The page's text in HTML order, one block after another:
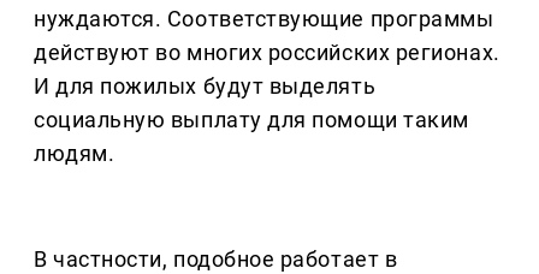
нуждаются. Соответствующие программы
действуют во многих российских регионах.
И для пожилых будут выделять
социальную выплату для помощи таким
людям.
В частности, подобное работает в